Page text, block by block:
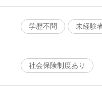
学歴不問
未経験
社会保険制度あり